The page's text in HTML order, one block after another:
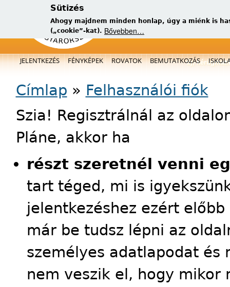
Sütizés
Ahogy majdnem minden honlap, úgy a miénk is
(„cookie”-kat). Bővebben…
új,
Főmenü
JELENTKEZÉS FÉNYKÉPEK ROVATOK BEMUTATKOZÁS
Jelenlegi hely
Címlap » Felhasználói fiók
Szia! Regisztrálnál az
Pláne, akkor ha
részt szeretnél venni
tart téged, mi is
jelentkezéshez ezért
már be tudsz lépni az
személyes adatlapodat és
nem veszik el, hogy mikor